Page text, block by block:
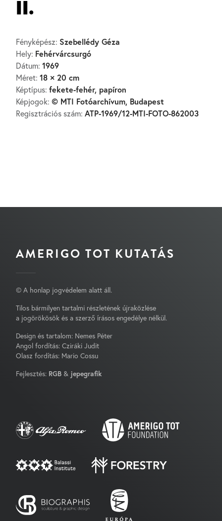
II.
Fényképész: Szebellédy Géza
Hely: Fehérvárcsurgó
Dátum: 1969
Méret: 18 × 20 cm
Képtípus: fekete-fehér, papíron
Képjogok: © MTI Fotóarchívum, Budapest
Regisztrációs szám: ATP-1969/12-MTI-FOTO-862003
AMERIGO TOT KUTATÁS
© A honlap jogvédelem alatt áll.
Tilos bármilyen tartalmi részletének újraközlése
a jogörökösök és a szerző írásos engedélye nélkül.
Design és tartalom: Nemes Péter
Angol fordítás: Cziráki Judit
Olasz fordítás: Mario Cossu
Fejlesztés: RGB & jepegrafik